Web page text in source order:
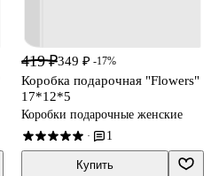
419 ₽349 ₽ -17%
Коробка подарочная "Flowers"
17*12*5
Коробки подарочные женские
· 1
Купить